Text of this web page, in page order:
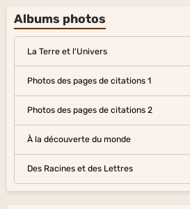
Albums photos
La Terre et l'Univers
Photos des pages de citations 1
Photos des pages de citations 2
À la découverte du monde
Des Racines et des Lettres